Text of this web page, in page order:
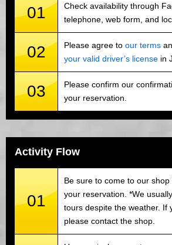
01
Check availability through
telephone, web form, and
02 Please agree to our terms
your valid driver’s license in
03
Please confirm our
your reservation.
Activity Flow
01
Be sure to come to our
your reservation. *We
tours despite the weather. If
please contact the shop.